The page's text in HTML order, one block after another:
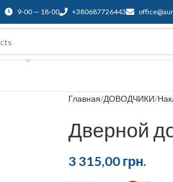
9-00 — 18-00 +380687726443
Главная ДОВОДЧИКИ
Дверной
3 315,00грн.